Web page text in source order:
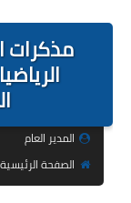
المدير العام
الصفحة الرئيسية